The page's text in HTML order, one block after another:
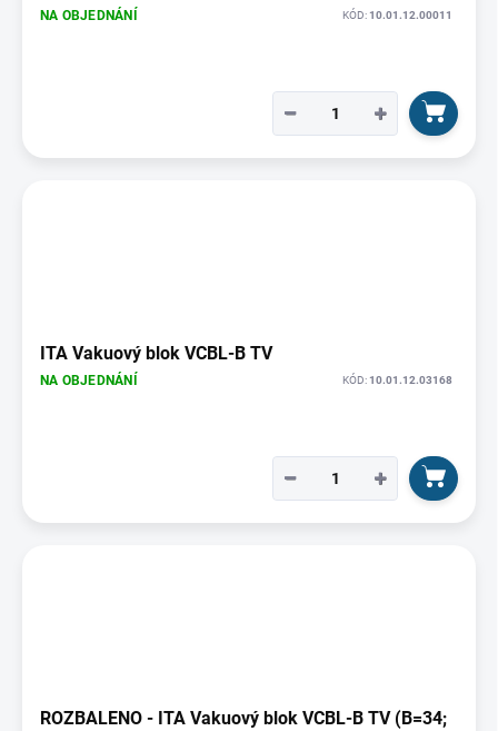
NA OBJEDNÁNÍ KÓD:10.01.12.00011
+
−
ITA Vakuový blok VCBL-B TV
NA OBJEDNÁNÍ KÓD:10.01.12.03168
+
−
ROZBALENO - ITA Vakuový blok VCBL-B TV (B=34;